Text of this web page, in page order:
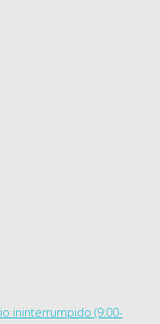
ininterrumpido (9:00-